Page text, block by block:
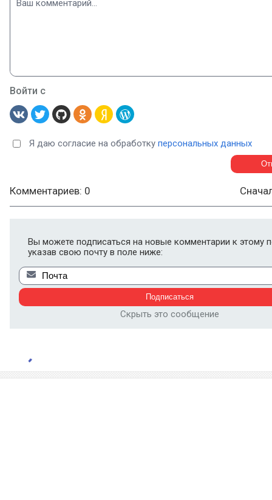
Войти с
Я даю согласие на обработку персональных данных
Комментариев: 0
Вы можете подписаться на новые комментарии к этому
указав свою почту в поле ниже:
Скрыть это сообщение